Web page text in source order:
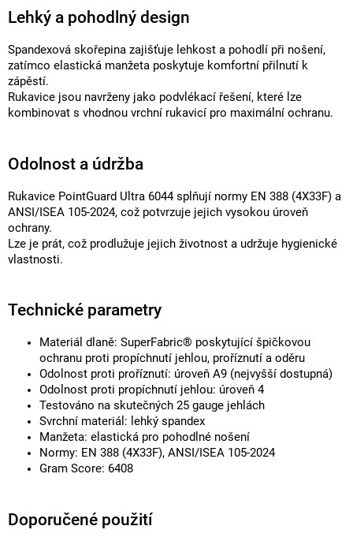
Lehký a pohodlný design
Spandexová skořepina zajišťuje lehkost a pohodlí při nošení,
zatímco elastická manžeta poskytuje komfortní přilnutí k
zápěstí.
Rukavice jsou navrženy jako podvlékací řešení, které lze
kombinovat s vhodnou vrchní rukavicí pro maximální ochranu.
Odolnost a údržba
Rukavice PointGuard Ultra 6044 splňují normy EN 388 (4X33F) a
ANSI/ISEA 105-2024, což potvrzuje jejich vysokou úroveň
ochrany.
Lze je prát, což prodlužuje jejich životnost a udržuje hygienické
vlastnosti.
Technické parametry
Materiál dlaně: SuperFabric® poskytující špičkovou
ochranu proti propíchnutí jehlou, proříznutí a oděru
Odolnost proti proříznutí: úroveň A9 (nejvyšší dostupná)
Odolnost proti propíchnutí jehlou: úroveň 4
Testováno na skutečných 25 gauge jehlách
Svrchní materiál: lehký spandex
Manžeta: elastická pro pohodlné nošení
Normy: EN 388 (4X33F), ANSI/ISEA 105-2024
Gram Score: 6408
Doporučené použití